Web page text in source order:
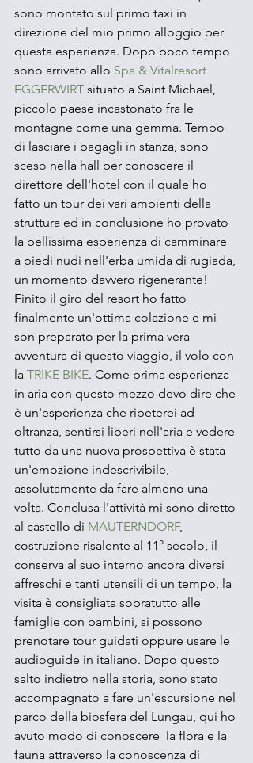
sono montato sul primo taxi in
direzione del mio primo alloggio per
questa esperienza. Dopo poco tempo
sono arrivato allo Spa & Vitalresort
EGGERWIRT situato a Saint Michael,
piccolo paese incastonato fra le
montagne come una gemma. Tempo
di lasciare i bagagli in stanza, sono
sceso nella hall per conoscere il
direttore dell'hotel con il quale ho
fatto un tour dei vari ambienti della
struttura ed in conclusione ho provato
la bellissima esperienza di camminare
a piedi nudi nell'erba umida di rugiada,
un momento davvero rigenerante!
Finito il giro del resort ho fatto
finalmente un'ottima colazione e mi
son preparato per la prima vera
avventura di questo viaggio, il volo con
la TRIKE BIKE. Come prima esperienza
in aria con questo mezzo devo dire che
è un'esperienza che ripeterei ad
oltranza, sentirsi liberi nell'aria e vedere
tutto da una nuova prospettiva è stata
un'emozione indescrivibile,
assolutamente da fare almeno una
volta. Conclusa l'attività mi sono diretto
al castello di MAUTERNDORF,
costruzione risalente al 11° secolo, il
conserva al suo interno ancora diversi
affreschi e tanti utensili di un tempo, la
visita è consigliata sopratutto alle
famiglie con bambini, si possono
prenotare tour guidati oppure usare le
audioguide in italiano. Dopo questo
salto indietro nella storia, sono stato
accompagnato a fare un'escursione nel
parco della biosfera del Lungau, qui ho
avuto modo di conoscere  la flora e la
fauna attraverso la conoscenza di